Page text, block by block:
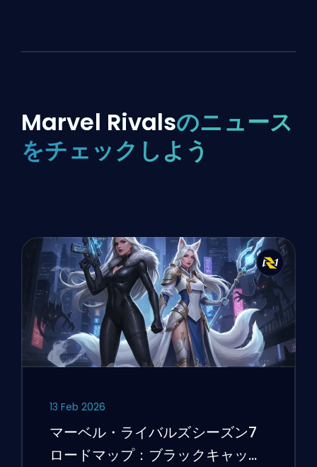
Marvel Rivalsのニュース
をチェックしよう
13 Feb 2026
マーベル・ライバルズシーズン7
ロードマップ：ブラックキャッ